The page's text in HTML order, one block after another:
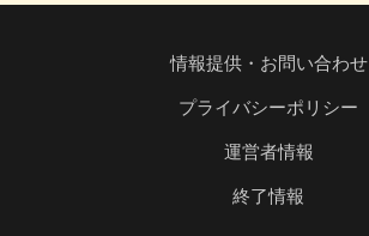
情報提供・お問い合わせ
プライバシーポリシー
運営者情報
終了情報